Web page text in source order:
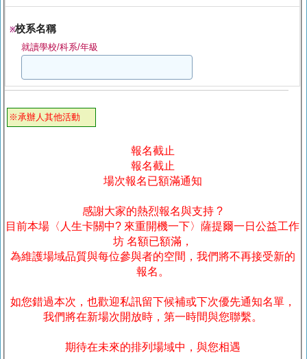
※校系名稱
就讀學校/科系/年級
※承辦人其他活動
報名截止
報名截止
場次報名已額滿通知
感謝大家的熱烈報名與支持 ?
目前本場〈人生卡關中? 來重開機一下〉薩提爾一日公益工作
坊 名額已額滿，
為維護場域品質與每位參與者的空間，我們將不再接受新的
報名。
如您錯過本次，也歡迎私訊留下候補或下次優先通知名單，
我們將在新場次開放時，第一時間與您聯繫。
期待在未來的排列場域中，與您相遇